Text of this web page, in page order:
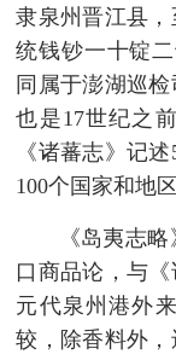
隶泉州晋江县
统钱钞一十锭
同属于澎湖巡
也是17世纪之
《诸蕃志》记
100个国家和地
《岛夷志
口商品论，与
元代泉州港外
较，除香料外